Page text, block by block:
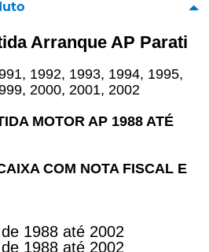
Arranque AP Parati
1992, 1993, 1994, 1995,
2000, 2001, 2002
MOTOR AP 1988 ATÉ
COM NOTA FISCAL E
1988 até 2002
1988 até 2002